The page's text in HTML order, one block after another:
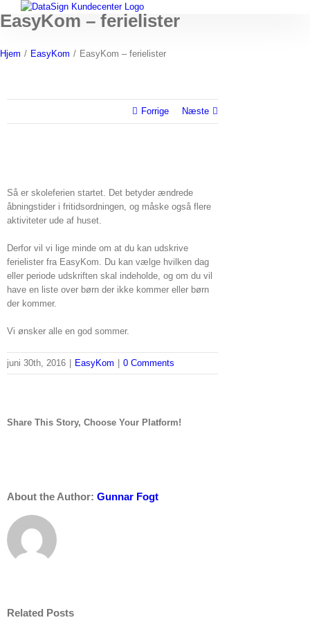
to
EasyKom – ferielister
Hjem / EasyKom / EasyKom – ferielister
Forrige Næste
Så er skoleferien startet. Det betyder ændrede
åbningstider i fritidsordningen, og måske også flere
aktiviteter ude af huset.
Derfor vil vi lige minde om at du kan udskrive
ferielister fra EasyKom. Du kan vælge hvilken dag
eller periode udskriften skal indeholde, og om du vil
have en liste over børn der ikke kommer eller børn
der kommer.
Vi ønsker alle en god sommer.
juni 30th, 2016 EasyKom 0 Comments
Share This Story, Choose Your Platform!
About the Author: Gunnar Fogt
Related Posts